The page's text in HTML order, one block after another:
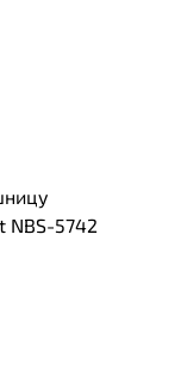
NBS-5742